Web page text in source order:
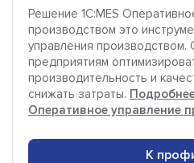
Решение 1C:MES
производством это
управления производством.
предприятиям
производительность и
снижать затраты.
Оперативное управление
К